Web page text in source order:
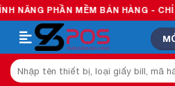
Skip
to
content
NĂNG PHẦN MỀM BÁN HÀNG - CHỈ
Tìm
kiếm: